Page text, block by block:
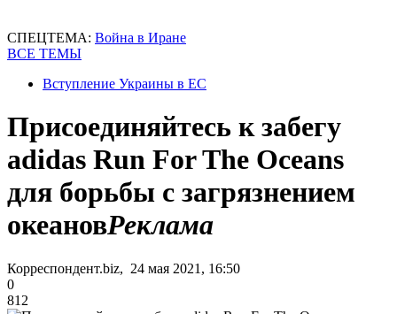
СПЕЦТЕМА: Война в Иране
ВСЕ ТЕМЫ
Вступление Украины в ЕС
Присоединяйтесь к забегу
adidas Run For The Oceans
для борьбы с загрязнением
океановРеклама
Корреспондент.biz, 24 мая 2021, 16:50
0
812